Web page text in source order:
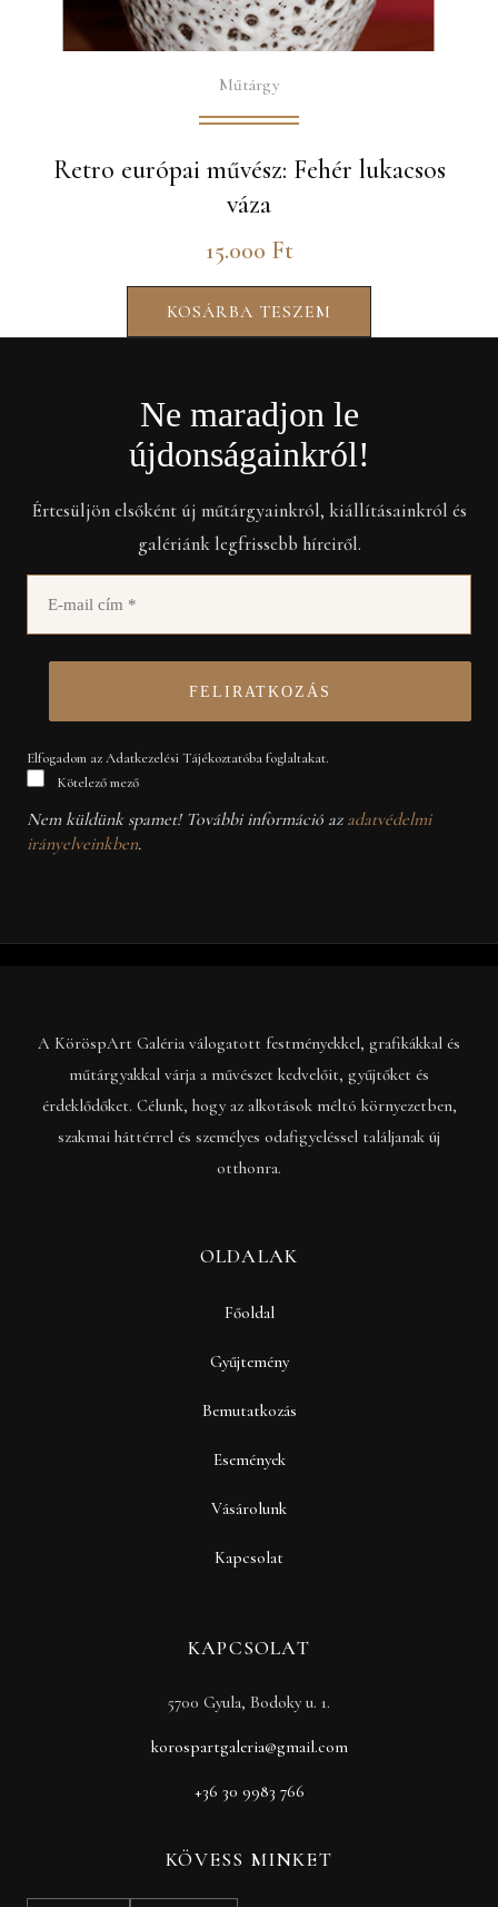
Műtárgy
Retro európai művész: Fehér lukacsos
váza
15.000 Ft
KOSÁRBA TESZEM
Ne maradjon le
újdonságainkról!
Értesüljön elsőként új műtárgyainkról, kiállításainkról és
galériánk legfrissebb híreiről.
Elfogadom az Adatkezelési Tájékoztatóba foglaltakat.
Kötelező mező
Nem küldünk spamet! További információ az adatvédelmi
irányelveinkben.
A KöröspArt Galéria válogatott festményekkel, grafikákkal és
műtárgyakkal várja a művészet kedvelőit, gyűjtőket és
érdeklődőket. Célunk, hogy az alkotások méltó környezetben,
szakmai háttérrel és személyes odafigyeléssel találjanak új
otthonra.
OLDALAK
Főoldal
Gyűjtemény
Bemutatkozás
Események
Vásárolunk
Kapcsolat
KAPCSOLAT
5700 Gyula, Bodoky u. 1.
korospartgaleria@gmail.com
+36 30 9983 766
KÖVESS MINKET